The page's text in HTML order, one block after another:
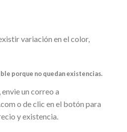
variación en el color,
porque no quedan existencias.
un correo a
o de clic en el botón para
y existencia.